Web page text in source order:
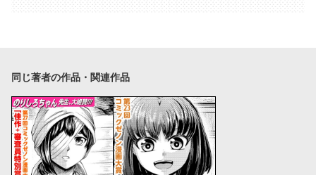
同じ著者の作品・関連作品